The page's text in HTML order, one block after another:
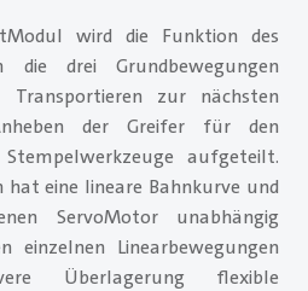
wird die Funktion des
die drei Grundbewegungen
Transportieren zur nächsten
der Greifer für den
aufgeteilt.
hat eine lineare Bahnkurve und
ServoMotor unabhängig
einzelnen Linearbewegungen
Überlagerung flexible